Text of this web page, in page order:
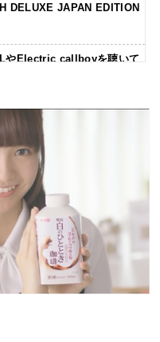
DELUXE JAPAN EDITION
やElectric callboyを聴いて
」グッズ販売決定
のパネル展が開催中